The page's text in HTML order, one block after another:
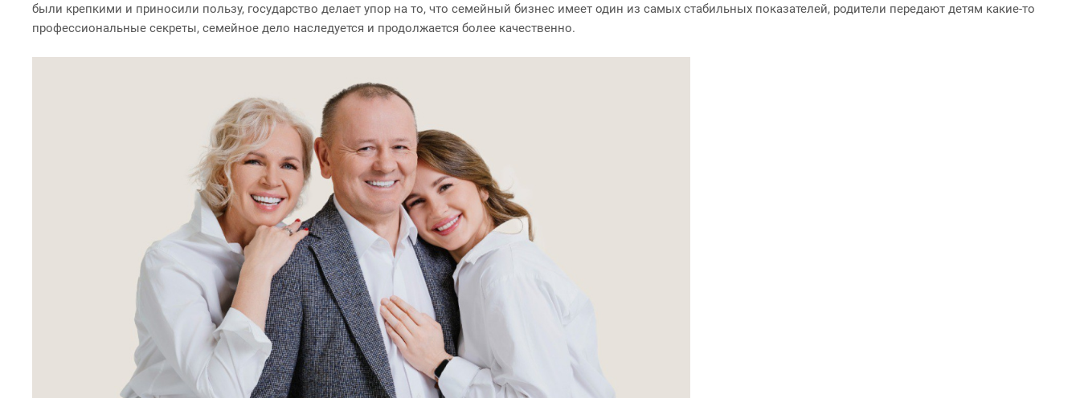
были крепкими и приносили пользу, государство делает упор на то, что семейный бизнес имеет один из самых стабильных показателей, родители передают детям какие-то
профессиональные секреты, семейное дело наследуется и продолжается более качественно.